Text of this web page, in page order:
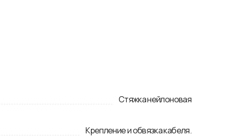
Стяжка нейлоновая
Крепление и обвязка кабеля.